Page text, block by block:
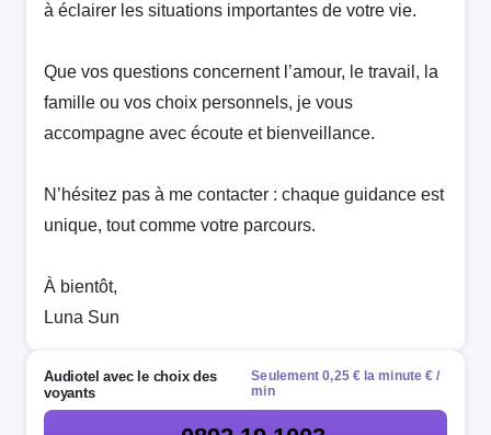
à éclairer les situations importantes de votre vie.
Que vos questions concernent l’amour, le travail, la
famille ou vos choix personnels, je vous
accompagne avec écoute et bienveillance.
N’hésitez pas à me contacter : chaque guidance est
unique, tout comme votre parcours.
À bientôt,
Luna Sun
Audiotel avec le choix des
voyants
Seulement 0,25 € la minute € /
min